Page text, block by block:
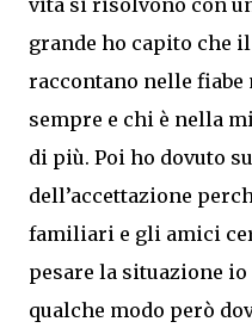
vita si risolvono con
grande ho capito che
raccontano nelle fiabe
sempre e chi è nella
di più. Poi ho dovuto
dell’accettazione
familiari e gli amici
pesare la situazione
qualche modo però